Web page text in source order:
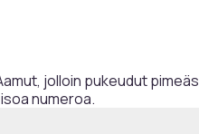
jolloin pukeudut
numeroa.